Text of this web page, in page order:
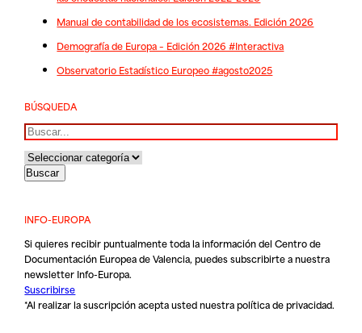
Manual de contabilidad de los ecosistemas. Edición 2026
Demografía de Europa – Edición 2026 #Interactiva
Observatorio Estadístico Europeo #agosto2025
BÚSQUEDA
Buscar
INFO-EUROPA
Si quieres recibir puntualmente toda la información del Centro de
Documentación Europea de Valencia, puedes subscribirte a nuestra
newsletter Info-Europa.
Suscribirse
*Al realizar la suscripción acepta usted nuestrapolítica de privacidad.